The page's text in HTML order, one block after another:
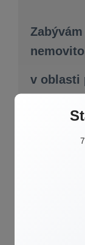
v oblasti
prostor,
Včetně i
kontroly
vyjádření